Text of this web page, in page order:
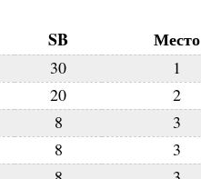
SB Место
30
1
20
2
8
3
8
3